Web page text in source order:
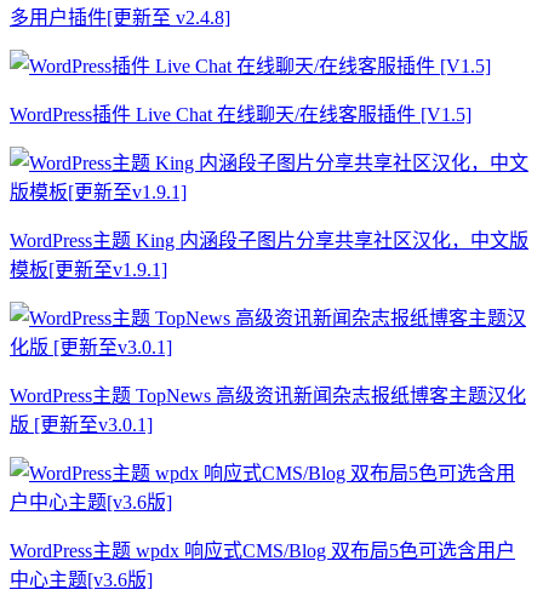
多用户插件[更新至 v2.4.8]
WordPress插件 Live Chat 在线聊天/在线客服插件 [V1.5]
WordPress主题 King 内涵段子图片分享共享社区汉化，中文版
模板[更新至v1.9.1]
WordPress主题 TopNews 高级资讯新闻杂志报纸博客主题汉化
版 [更新至v3.0.1]
WordPress主题 wpdx 响应式CMS/Blog 双布局5色可选含用户
中心主题[v3.6版]